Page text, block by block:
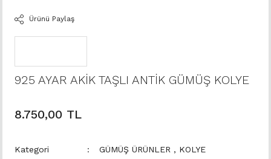
Ürünü Paylaş
925 AYAR AKİK TAŞLI ANTİK GÜMÜŞ KOLYE
8.750,00 TL
Kategori GÜMÜŞ ÜRÜNLER , KOLYE